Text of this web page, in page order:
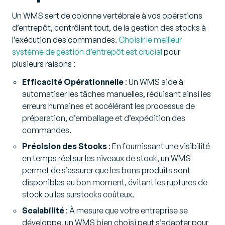
Un WMS sert de colonne vertébrale à vos opérations
d’entrepôt, contrôlant tout, de la gestion des stocks à
l’exécution des commandes. Choisir le meilleur
système de gestion d’entrepôt est crucial pour
plusieurs raisons :
Efficacité Opérationnelle : Un WMS aide à
automatiser les tâches manuelles, réduisant ainsi les
erreurs humaines et accélérant les processus de
préparation, d’emballage et d’expédition des
commandes.
Précision des Stocks : En fournissant une visibilité
en temps réel sur les niveaux de stock, un WMS
permet de s’assurer que les bons produits sont
disponibles au bon moment, évitant les ruptures de
stock ou les surstocks coûteux.
Scalabilité : À mesure que votre entreprise se
développe, un WMS bien choisi peut s’adapter pour